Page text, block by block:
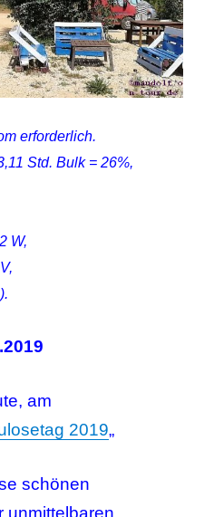
erforderlich.
Std. Bulk = 26%,
W,
am
2019„
schönen
unmittelbaren